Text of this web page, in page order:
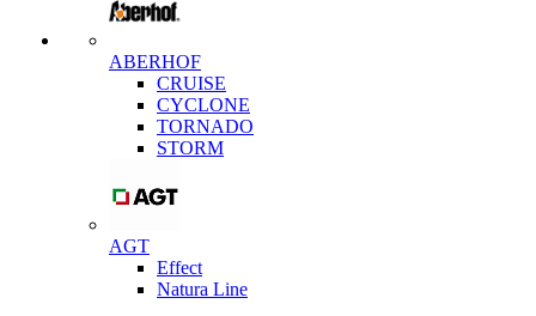
ABERHOF
CRUISE
CYCLONE
TORNADO
STORM
AGT
Effect
Natura Line